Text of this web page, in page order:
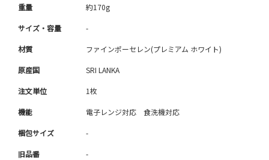
重量 約170g
サイズ・容量 -
材質 ファインポーセレン(プレミアム ホワイト)
原産国 SRI LANKA
注文単位 1枚
機能 電子レンジ対応 食洗機対応
梱包サイズ -
旧品番 -